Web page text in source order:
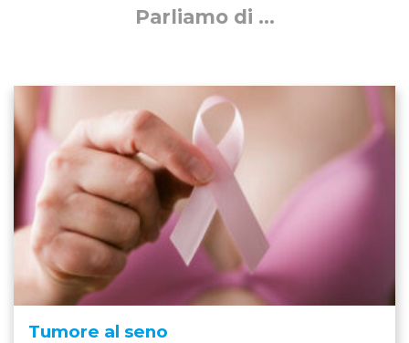
Parliamo di ...
Tumore al seno